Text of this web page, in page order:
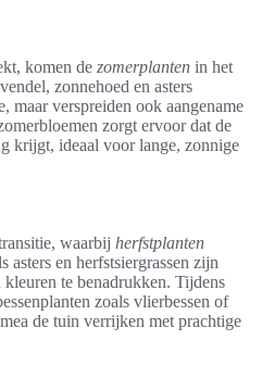
komen de zomerplanten in het
zonnehoed en asters
maar verspreiden ook aangename
zorgt ervoor dat de
krijgt, ideaal voor lange, zonnige
waarbij herfstplanten
asters en herfstsiergrassen zijn
te benadrukken. Tijdens
zoals vlierbessen of
de tuin verrijken met prachtige